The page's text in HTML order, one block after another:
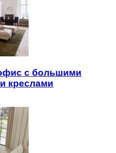
с большими
креслами